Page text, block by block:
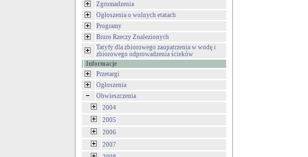
Zgromadzenia
Ogłoszenia o wolnych etatach
Programy
Biuro Rzeczy Znalezionych
Tatyfy dla zbiorowego zaopatrzenia w wodę i
zbiorowego odprowadzenia ścieków
Informacje
Przetargi
Ogłoszenia
Obwieszczenia
2004
2005
2006
2007